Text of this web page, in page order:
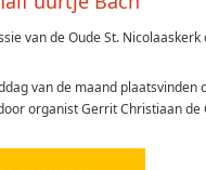
van de Oude St.
van de maand plaatsvinden
organist Gerrit Christiaan de